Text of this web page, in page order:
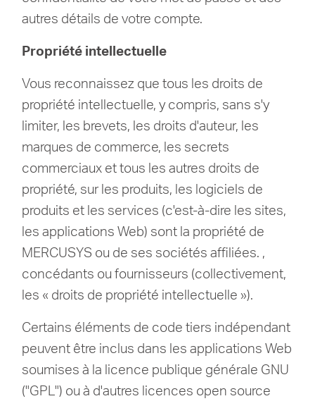
autres détails de votre compte.
Propriété intellectuelle
Vous reconnaissez que tous les droits de
propriété intellectuelle, y compris, sans s'y
limiter, les brevets, les droits d'auteur, les
marques de commerce, les secrets
commerciaux et tous les autres droits de
propriété, sur les produits, les logiciels de
produits et les services (c'est-à-dire les sites,
les applications Web) sont la propriété de
MERCUSYS ou de ses sociétés affiliées. ,
concédants ou fournisseurs (collectivement,
les « droits de propriété intellectuelle »).
Certains éléments de code tiers indépendant
peuvent être inclus dans les applications Web
soumises à la licence publique générale GNU
("GPL") ou à d'autres licences open source